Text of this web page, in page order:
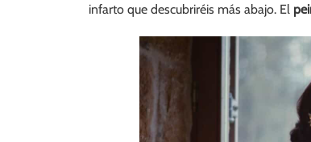
infarto que descubriréis más abajo. El